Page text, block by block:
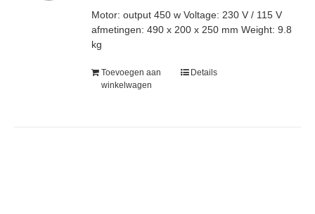
Motor: output 450 w Voltage: 230 V / 115 V
afmetingen: 490 x 200 x 250 mm Weight: 9.8
kg
Toevoegen aan
winkelwagen
Details